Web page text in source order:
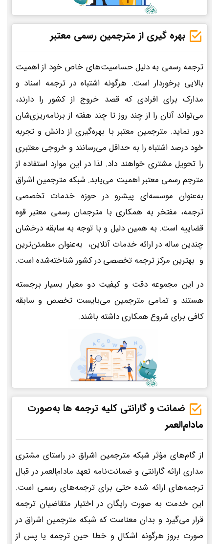
بهره گیری از مترجمین رسمی معتبر
ترجمه رسمی به دلیل حساسیت‌های خاص خود از اهمیت
بالایی برخوردار است. هرگونه اشتباه در ترجمه اسناد و
مدارک برای افرادی که قصد خروج از کشور را دارند،
می‌تواند آنان را از چند روز تا چند هفته از برنامه‌ریزی‌شان
دور نماید. مترجمین معتبر با بهره‌گیری از دانش و تجربه
خود درصد اشتباه را به حداقل می‌رسانند و خروجی معتبری
را تحویل مشتری خواهند داد. لذا در این موارد استفاده از
مترجم رسمی معتبر اهمیت می‌یابد. شبکه مترجمین اشراق
به‌عنوان موسسه‌ای پیشرو در حوزه خدمات تخصصی
ترجمه، مفتخر به همکاری با مترجمان رسمی معتبر قوه
قضاییه است. به همین دلیل و با توجه به سابقه درخشان
چندین ساله در ارائه خدمات آنلاین، به‌عنوان مطمئن‌ترین
و بهترین مرکز ترجمه تخصصی در کشور شناخته‌شده است.
در این مجموعه دقت و کیفیت دو معیار بسیار برجسته
هستند و تمامی مترجمین می‌بایست تخصص و سابقه
کافی برای شروع همکاری داشته باشند.
ضمانت و گارانتی کلیه ترجمه ها به‌صورت
مادام‌العمر
از گام‌های مؤثر شبکه مترجمین اشراق در راستای مشتری
مداری ارائه گارانتی و ضمانت‌نامه تعهد مادام‌العمر در قبال
ترجمه‌های ارائه شده حتی برای ترجمه‌های رسمی است.
این خدمت به صورت رایگان در اختیار متقاضیان ترجمه
قرار می‌گیرد و بدان معناست که شبکه مترجمین اشراق در
صورت بروز هرگونه اشکال و خطا حین ترجمه یا پس از